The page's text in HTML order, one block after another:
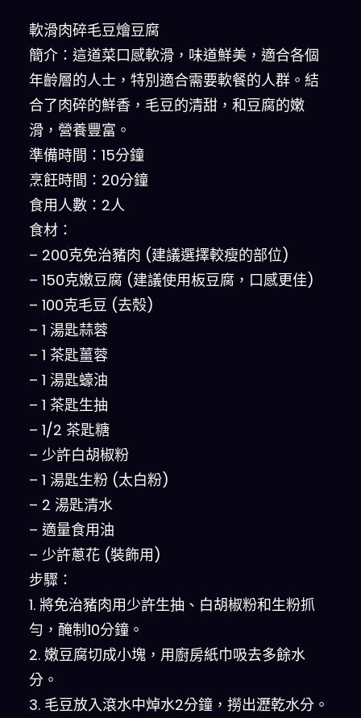
軟滑肉碎毛豆燴豆腐
簡介：這道菜口感軟滑，味道鮮美，適合各個
年齡層的人士，特別適合需要軟餐的人群。結
合了肉碎的鮮香，毛豆的清甜，和豆腐的嫩
滑，營養豐富。
準備時間：15分鐘
烹飪時間：20分鐘
食用人數：2人
食材：
– 200克免治豬肉 (建議選擇較瘦的部位)
– 150克嫩豆腐 (建議使用板豆腐，口感更佳)
– 100克毛豆 (去殼)
– 1 湯匙蒜蓉
– 1 茶匙薑蓉
– 1 湯匙蠔油
– 1 茶匙生抽
– 1/2 茶匙糖
– 少許白胡椒粉
– 1 湯匙生粉 (太白粉)
– 2 湯匙清水
– 適量食用油
– 少許蔥花 (裝飾用)
步驟：
1. 將免治豬肉用少許生抽、白胡椒粉和生粉抓
勻，醃制10分鐘。
2. 嫩豆腐切成小塊，用廚房紙巾吸去多餘水
分。
3. 毛豆放入滾水中焯水2分鐘，撈出瀝乾水分。